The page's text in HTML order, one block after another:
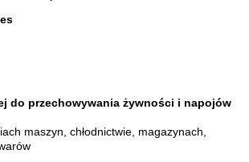
do przechowywania żywności i napojów
maszyn, chłodnictwie, magazynach,